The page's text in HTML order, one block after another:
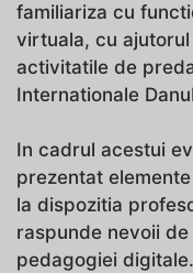
familiariza cu
virtuala, cu
activitatile de
Internationale
In cadrul acestui
prezentat
la dispozitia
raspunde nevoii
pedagogiei digitale.